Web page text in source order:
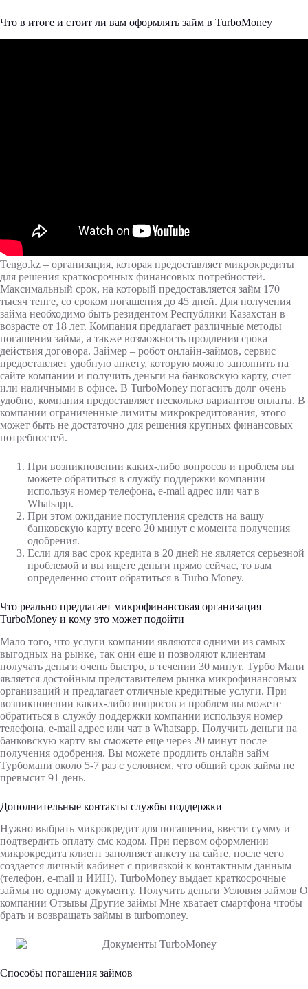
Что в итоге и стоит ли вам оформлять займ в TurboMoney
Tengo.kz – организация, которая предоставляет микрокредиты
для решения краткосрочных финансовых потребностей.
Максимальный срок, на который предоставляется займ 170
тысяч тенге, со сроком погашения до 45 дней. Для получения
займа необходимо быть резидентом Республики Казахстан в
возрасте от 18 лет. Компания предлагает различные методы
погашения займа, а также возможность продления срока
действия договора. Займер – робот онлайн-займов, сервис
предоставляет удобную анкету, которую можно заполнить на
сайте компании и получить деньги на банковскую карту, счет
или наличными в офисе. В TurboMoney погасить долг очень
удобно, компания предоставляет несколько вариантов оплаты. В
компании ограниченные лимиты микрокредитования, этого
может быть не достаточно для решения крупных финансовых
потребностей.
При возникновении каких-либо вопросов и проблем вы
можете обратиться в службу поддержки компании
используя номер телефона, e-mail адрес или чат в
Whatsapp.
При этом ожидание поступления средств на вашу
банковскую карту всего 20 минут с момента получения
одобрения.
Если для вас срок кредита в 20 дней не является серьезной
проблемой и вы ищете деньги прямо сейчас, то вам
определенно стоит обратиться в Turbo Money.
Что реально предлагает микрофинансовая организация
TurboMoney и кому это может подойти
Мало того, что услуги компании являются одними из самых
выгодных на рынке, так они еще и позволяют клиентам
получать деньги очень быстро, в течении 30 минут. Турбо Мани
является достойным представителем рынка микрофинансовых
организаций и предлагает отличные кредитные услуги. При
возникновении каких-либо вопросов и проблем вы можете
обратиться в службу поддержки компании используя номер
телефона, e-mail адрес или чат в Whatsapp. Получить деньги на
банковскую карту вы сможете еще через 20 минут после
получения одобрения. Вы можете продлить онлайн займ
Турбомани около 5-7 раз с условием, что общий срок займа не
превысит 91 день.
Дополнительные контакты службы поддержки
Нужно выбрать микрокредит для погашения, ввести сумму и
подтвердить оплату смс кодом. При первом оформлении
микрокредита клиент заполняет анкету на сайте, после чего
создается личный кабинет с привязкой к контактным данным
(телефон, e‑mail и ИИН). TurboMoney выдает краткосрочные
займы по одному документу. Получить деньги Условия займов О
компании Отзывы Другие займы Мне хватает смартфона чтобы
брать и возвращать займы в turbomoney.
Способы погашения займов